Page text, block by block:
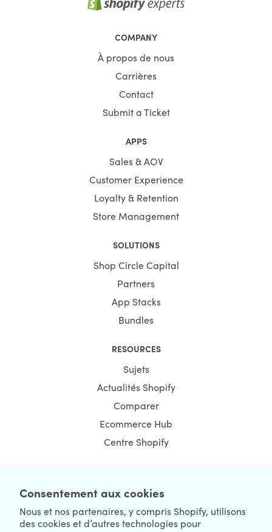
Consentement aux cookies
Nous et nos partenaires, y compris Shopify, utilisons
des cookies et d’autres technologies pour
COMPANY
À propos de nous
Carrières
Contact
Submit a Ticket
APPS
Sales & AOV
Customer Experience
Loyalty & Retention
Store Management
SOLUTIONS
Shop Circle Capital
Partners
App Stacks
Bundles
RESOURCES
Sujets
Actualités Shopify
Comparer
Ecommerce Hub
Centre Shopify